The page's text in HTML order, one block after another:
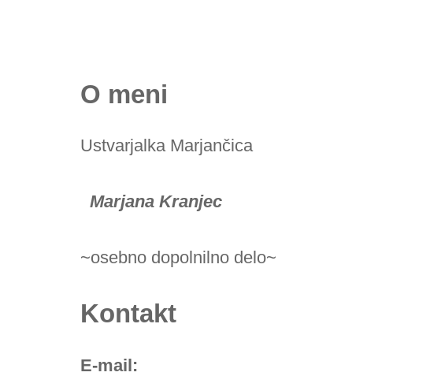
O meni
Ustvarjalka Marjančica
Marjana Kranjec
~osebno dopolnilno delo~
Kontakt
E-mail: